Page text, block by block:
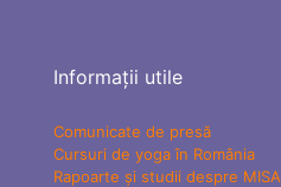
Informații utile
Comunicate de presă
Cursuri de yoga în România
Rapoarte și studii despre MISA